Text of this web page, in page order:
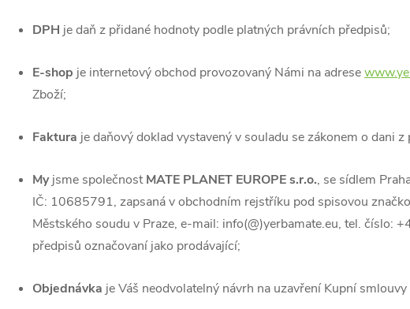
DPH je daň z přidané hodnoty podle platných právních předpisů;
E-shop je internetový obchod provozovaný Námi na adrese
Zboží;
Faktura je daňový doklad vystavený v souladu se zákonem o dani
Myjsme společnostMATE PLANET EUROPE s.r.o., se sídlem
IČ: 10685791, zapsaná v obchodním rejstříku pod spisovou
Městského soudu v Praze, e-mail: info(@)yerbamate.eu, tel. číslo:
předpisů označovaní jako prodávající;
Objednávka je Váš neodvolatelný návrh na uzavření Kupní